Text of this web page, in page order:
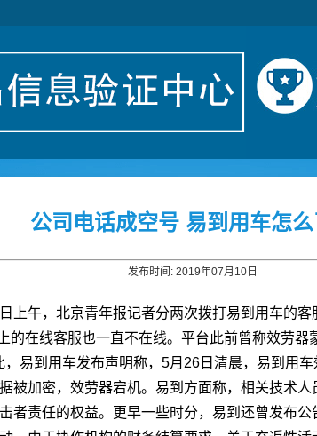
公司电话成空号 易到用车怎么
发布时间: 2019年07月10日
上午，北京青年报记者分两次拨打易到用车的
在线客服也一直不在线。平台此前曾称效劳器
易到用车发布声明称，5月26日清晨，易到用
被加密，效劳器宕机。易到方面称，相关技术
者责任的权益。更早一些时分，易到还曾发布